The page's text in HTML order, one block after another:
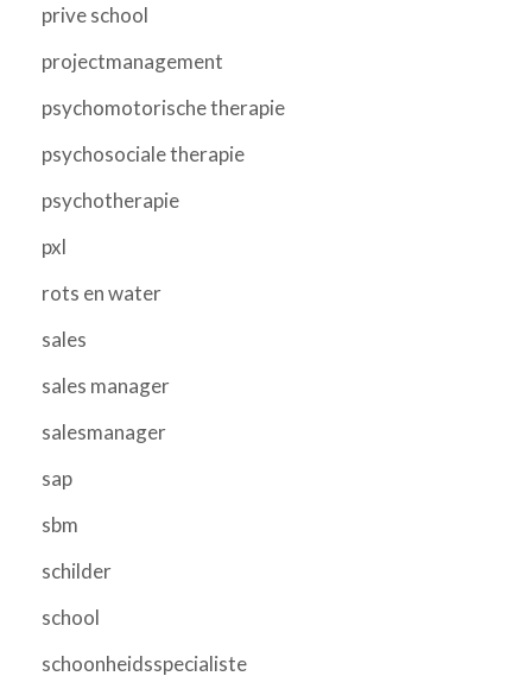
prive school
projectmanagement
psychomotorische therapie
psychosociale therapie
psychotherapie
pxl
rots en water
sales
sales manager
salesmanager
sap
sbm
schilder
school
schoonheidsspecialiste